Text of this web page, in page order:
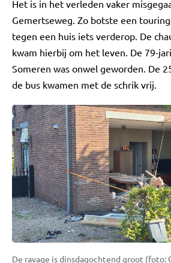
Het is in het verleden vaker
Gemertseweg. Zo botste een
tegen een huis iets verderop. De
kwam hierbij om het leven. De 79-
Someren was onwel geworden. De
de bus kwamen met de schrik vrij.
De ravage is dinsdagochtend groot (foto: